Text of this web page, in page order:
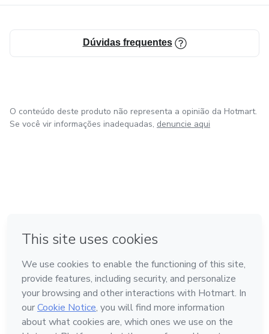
Dúvidas frequentes
O conteúdo deste produto não representa a opinião da Hotmart.
Se você vir informações inadequadas, denuncie aqui
Feito com ❤ em Bogotá
Conheça a Hotmart